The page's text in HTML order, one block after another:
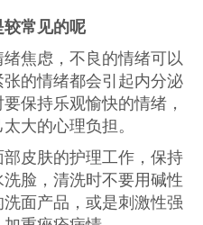
常见的呢
焦虑，不良的情绪可以
的情绪都会引起内分泌
保持乐观愉快的情绪，
大的心理负担。
皮肤的护理工作，保持
脸，清洗时不要用碱性
面产品，或是刺激性强